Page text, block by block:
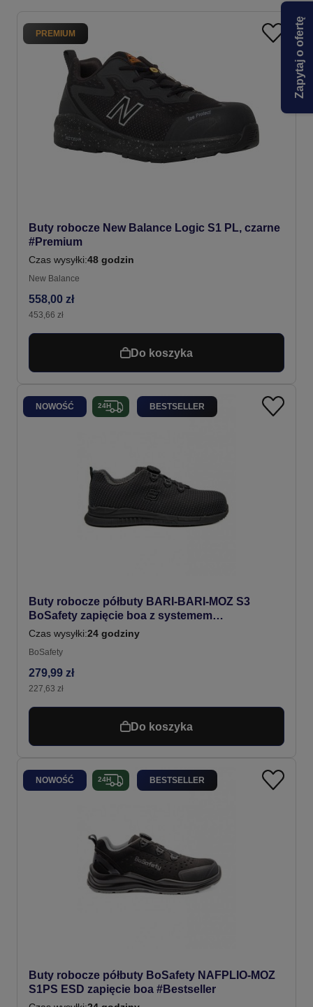
Buty robocze New Balance Logic S1 PL, czarne
#Premium
Czas wysyłki:48 godzin
New Balance
558,00 zł
453,66 zł
Do koszyka
PREMIUM
Buty robocze półbuty BARI-BARI-MOZ S3
BoSafety zapięcie boa z systemem
odprowadzania wilgoci #Bestseller
Czas wysyłki:24 godziny
BoSafety
279,99 zł
227,63 zł
Do koszyka
NOWOŚĆ BESTSELLER
Buty robocze półbuty BoSafety NAFPLIO-MOZ
S1PS ESD zapięcie boa #Bestseller
NOWOŚĆ BESTSELLER
Zapytaj o ofertę